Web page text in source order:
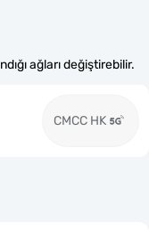
ağları değiştirebilir.
CMCC HK